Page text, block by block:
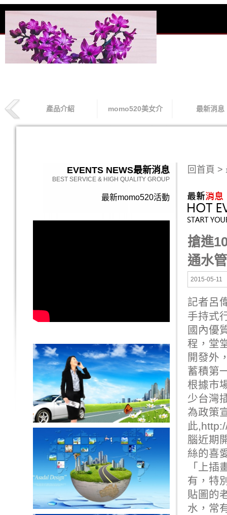
產品介紹 momo520美女介 最新消息
索取專線
EVENTS NEWS最新消息
BEST SERVICE & HIGH QUALITY GROUP
最新momo520活動
回首頁 >
搶進
通水管
2015-05-11
記者呂
手持式
國內優
程，堂
開發外
蓄積第
根據市
少台灣
為政策
此,
腦近期
絲的喜
「上
有，特
貼圖的
水，常